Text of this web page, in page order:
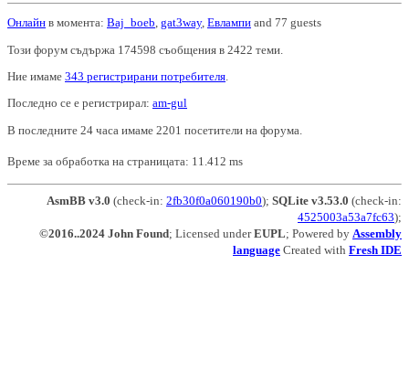
Онлайн в момента: Baj_boeb, gat3way, Евлампи and 77 guests
Този форум съдържа 174598 съобщения в 2422 теми.
Ние имаме 343 регистрирани потребителя
Последно се е регистрирал: am-gul
В последните 24 часа имаме 2201 посетители на форума.
Време за обработка на страницата: 11.412 ms
AsmBB v3.0 (check-in: 2fb30f0a060190b0); SQLite v3.53.0 (check-in:
4525003a53a7fc63);
©2016..2024 John Found; Licensed underEUPL; Powered by Assembly
language Created with Fresh IDE